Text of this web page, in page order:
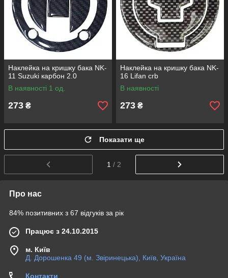
Наклейка на кришку бака NK-
11 Suzuki карбон 2.0
В наявності 1 од.
273 ₴
Наклейка на кришку бака NK-
16 Lifan crb
В наявності
273 ₴
Показати ще
1 / 2
Про нас
84% позитивних з 67 відгуків за рік
Працює з 24.10.2015
м. Київ
Д. Дорошенка 49 (м. Звіринецька), Київ, Україна
Контакти